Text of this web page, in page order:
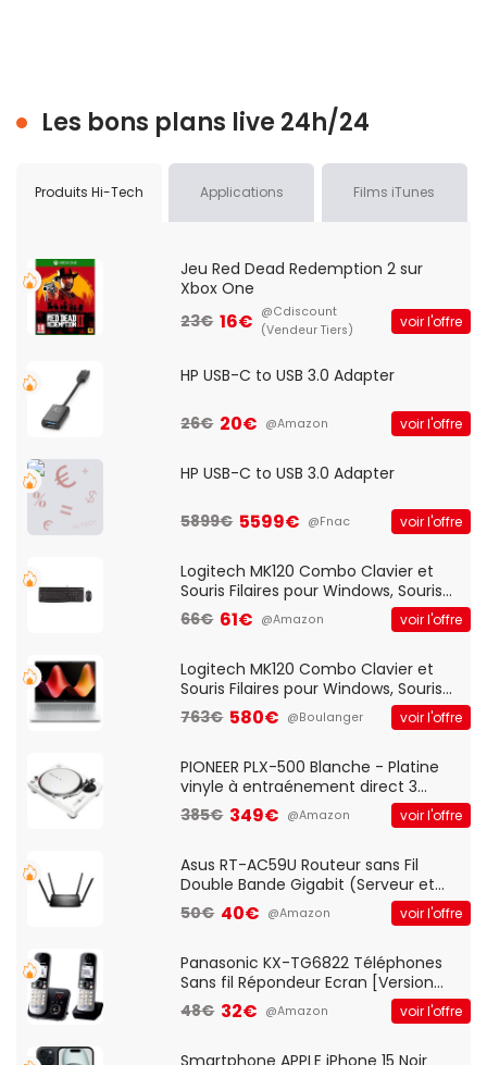
Les bons plans live 24h/24
Produits Hi-Tech Applications Films iTunes
Jeu Red Dead Redemption 2 sur
Xbox One
23€ 16€ @Cdiscount
(Vendeur Tiers)
voir l'offre
HP USB-C to USB 3.0 Adapter
26€ 20€ @Amazon voir l'offre
HP USB-C to USB 3.0 Adapter
5899€ 5599€ @Fnac voir l'offre
Logitech MK120 Combo Clavier et
Souris Filaires pour Windows, Souris
Optique Filaire, Connexion USB Plug
And Play, Confortable, Taille
QWERTY UK - Noir
66€ 61€ @Amazon voir l'offre
Logitech MK120 Combo Clavier et
Souris Filaires pour Windows, Souris
Optique Filaire, Connexion USB Plug
And Play, Confortable, Taille
QWERTY UK - Noir
763€ 580€ @Boulanger voir l'offre
PIONEER PLX-500 Blanche - Platine
vinyle à entraénement direct 3
vitesses (33-45-78 trs/min) avec
pre-ampli intégré et port USB
385€ 349€ @Amazon voir l'offre
Asus RT-AC59U Routeur sans Fil
Double Bande Gigabit (Serveur et
Client VPN, Triple Vlan, Mode Point
d'accès et Bridge, contrôle Parental,
50€ 40€ @Amazon voir l'offre
Panasonic KX-TG6822 Téléphones
Sans fil Répondeur Ecran [Version
Française]
48€ 32€ @Amazon voir l'offre